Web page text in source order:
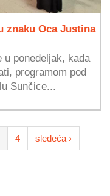
znaku Oca Justina
u ponedeljak, kada
programom pod
Sunčice...
4 sledeća ›